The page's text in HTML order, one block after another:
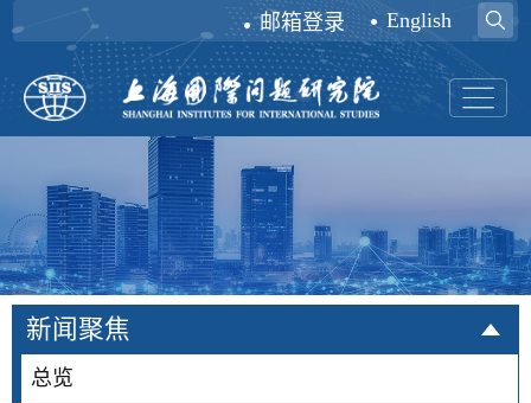
邮箱登录 English
新闻聚焦
总览